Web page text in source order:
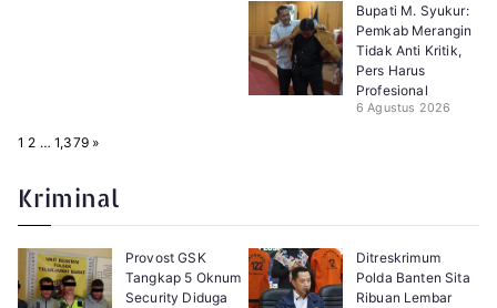
Bupati M. Syukur:
Pemkab Merangin
Tidak Anti Kritik,
Pers Harus
Profesional
6 Agustus 2026
P
:
1 2 … 1,379 N
»
Kriminal
Provost GSK
Tangkap 5 Oknum
Security Diduga
Ditreskrimum
Polda Banten Sita
Ribuan Lembar